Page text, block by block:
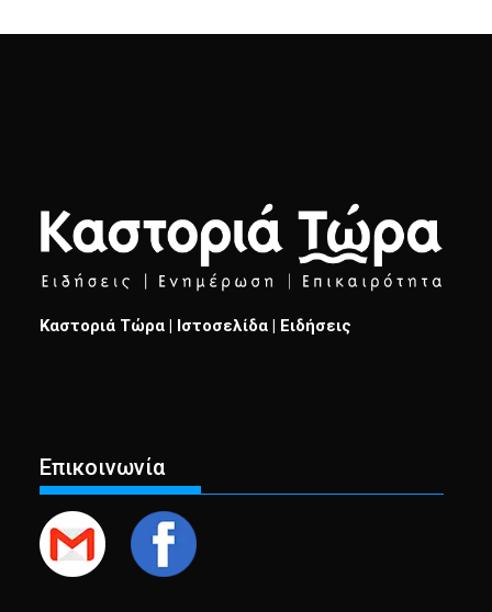
Καστοριά Τώρα | Ιστοσελίδα | Ειδήσεις
Επικοινωνία